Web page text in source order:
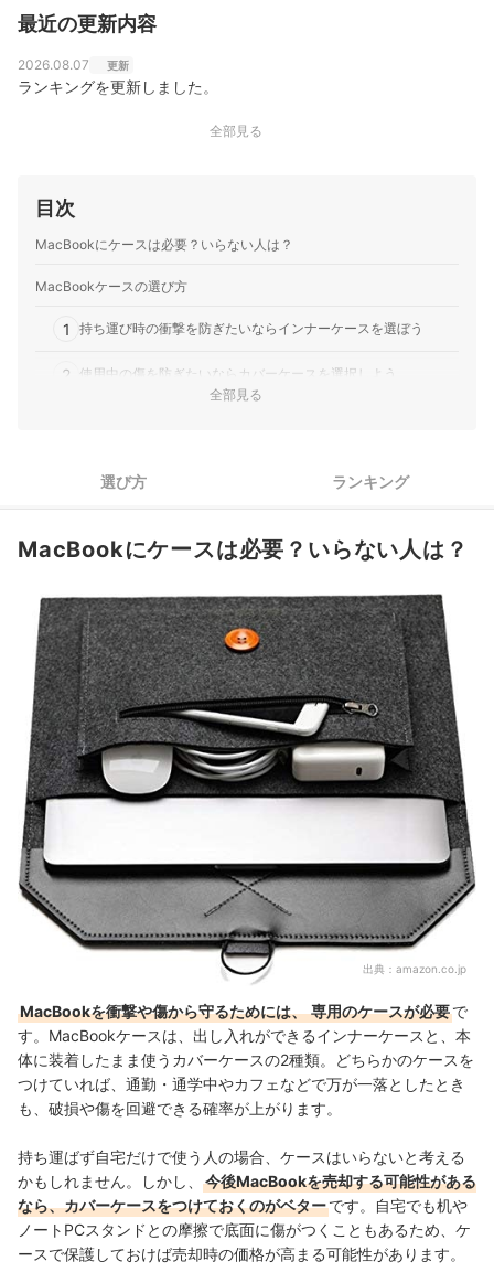
最近の更新内容
2026.08.07 更新
ランキングを更新しました。
全部見る
目次
MacBookにケースは必要？いらない人は？
MacBookケースの選び方
1 持ち運び時の衝撃を防ぎたいならインナーケースを選ぼう
2 使用中の傷を防ぎたいならカバーケースを選択しよう
個性を出したいならステッカーを活用しよう！
全部見る
選び方 ランキング
MacBookにケースは必要？いらない人は？
出典： amazon.co.jp
MacBookを衝撃や傷から守るためには、 専用のケースが必要で
す。MacBookケースは、出し入れができるインナーケースと、本
体に装着したまま使うカバーケースの2種類。どちらかのケースを
つけていれば、通勤・通学中やカフェなどで万が一落としたとき
も、破損や傷を回避できる確率が上がります。
持ち運ばず自宅だけで使う人の場合、ケースはいらないと考える
かもしれません。しかし、
今後MacBookを売却する可能性がある
なら、カバーケースをつけておくのがベターです。自宅でも机や
ノートPCスタンドとの摩擦で底面に傷がつくこともあるため、ケ
ースで保護しておけば売却時の価格が高まる可能性があります。